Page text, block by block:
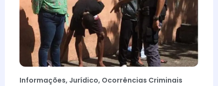
Informações, Jurídico, Ocorrências Criminais